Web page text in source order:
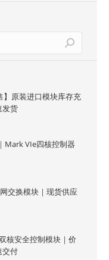
】原装进口模块库存充
发货
Mark VIe四核控制器
交换模块｜现货供应
核安全控制模块｜价
交付